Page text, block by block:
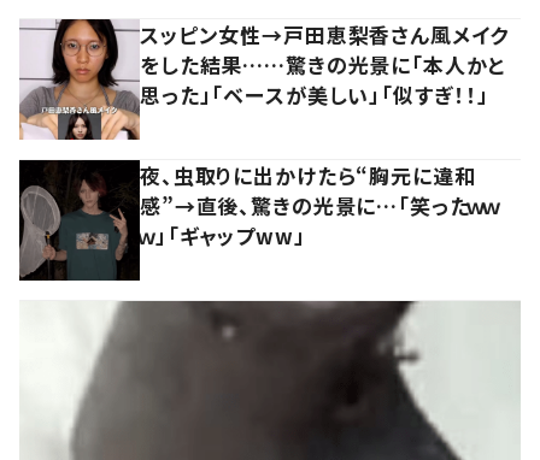
スッピン女性→戸田恵梨香さん風メイク
をした結果……驚きの光景に「本人かと
思った」「ベースが美しい」「似すぎ！！」
夜、虫取りに出かけたら“胸元に違和
感”→直後、驚きの光景に…「笑ったｗｗ
ｗ」「ギャップww」